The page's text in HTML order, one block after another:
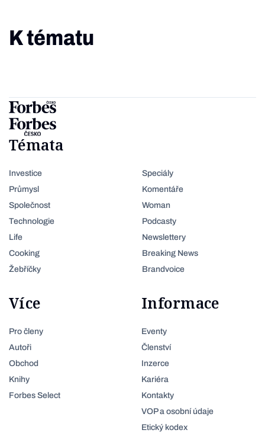
K tématu
Témata
Investice
Průmysl
Společnost
Technologie
Life
Cooking
Žebříčky
Speciály
Komentáře
Woman
Podcasty
Newslettery
Breaking News
Brandvoice
Více
Pro členy
Autoři
Obchod
Knihy
Forbes Select
Informace
Eventy
Členství
Inzerce
Kariéra
Kontakty
VOP a osobní údaje
Etický kodex